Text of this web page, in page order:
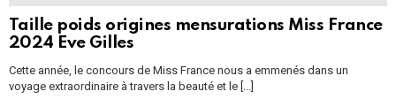
Taille poids origines mensurations Miss France
2024 Eve Gilles
Cette année, le concours de Miss France nous a emmenés dans un
voyage extraordinaire à travers la beauté et le [...]